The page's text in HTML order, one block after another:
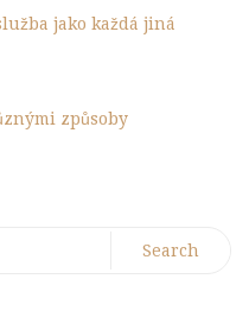
jako každá jiná
způsoby